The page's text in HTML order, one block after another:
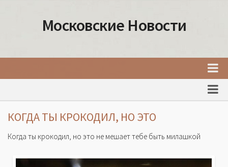
Московские Новости
События Москвы
Интересные места Москвы
КОГДА ТЫ КРОКОДИЛ, НО ЭТО
Когда ты крокодил, но это не мешает тебе быть милашкой